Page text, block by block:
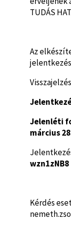
TUDÁS
Az
Jelenléti
március
wzn1zNB8
Kérdés